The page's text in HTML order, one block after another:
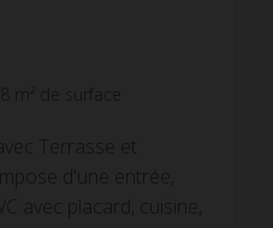
m² de surface
Terrasse et
d'une entrée,